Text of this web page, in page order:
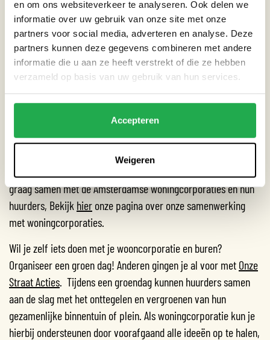
en om ons websiteverkeer te analyseren. Ook delen we
informatie over uw gebruik van onze site met onze
partners voor social media, adverteren en analyse. Deze
partners kunnen deze gegevens combineren met andere
informatie die u aan ze heeft verstrekt of die ze hebben
verzameld op basis van uw gebruik van hun services.
Accepteren
Weigeren
opstarten van een groen project in jouw straat of buurt, of
te wel in de openbare ruimte.
WeerGroen coach: Deze helpt je met vragen over je tuin,
dak, gevel, geveltuin of buurt. Dus zowel openbare als
private ruimte.
Meer dan 40 procent van de Amsterdamse woningbouw is in
graag samen met de Amsterdamse woningcorporaties én hun
huurders, Bekijk hier onze pagina over onze samenwerking
met woningcorporaties.
Wil je zelf iets doen met je wooncorporatie en buren?
Organiseer een groen dag! Anderen gingen je al voor met Onze
Straat Acties . Tijdens een groendag kunnen huurders samen
aan de slag met het onttegelen en vergroenen van hun
gezamenlijke binnentuin of plein. Als woningcorporatie kun je
hierbij ondersteunen door voorafgaand alle ideeën op te halen,